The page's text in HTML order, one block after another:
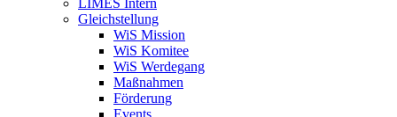
LIMES Intern
Gleichstellung
WiS Mission
WiS Komitee
WiS Werdegang
Maßnahmen
Förderung
Events